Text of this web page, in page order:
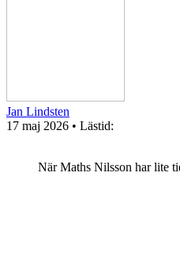
Jan Lindsten
17 maj 2026 • Lästid:
När Maths Nilsson har lite